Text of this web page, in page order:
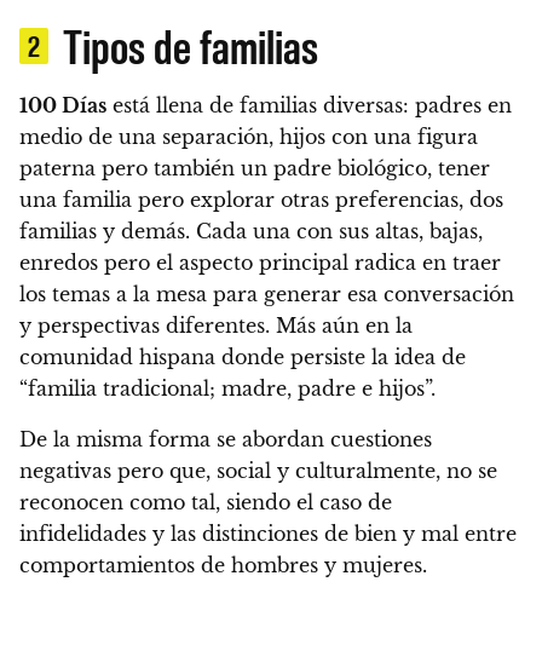
2 Tipos de familias
100 Días está llena de familias diversas: padres en
medio de una separación, hijos con una figura
paterna pero también un padre biológico, tener
una familia pero explorar otras preferencias, dos
familias y demás. Cada una con sus altas, bajas,
enredos pero el aspecto principal radica en traer
los temas a la mesa para generar esa conversación
y perspectivas diferentes. Más aún en la
comunidad hispana donde persiste la idea de
“familia tradicional; madre, padre e hijos”.
De la misma forma se abordan cuestiones
negativas pero que, social y culturalmente, no se
reconocen como tal, siendo el caso de
infidelidades y las distinciones de bien y mal entre
comportamientos de hombres y mujeres.